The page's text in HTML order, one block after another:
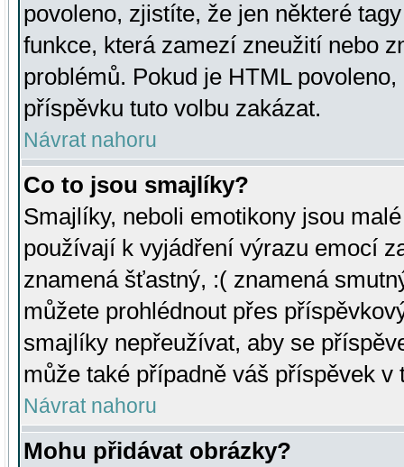
povoleno, zjistíte, že jen některé
funkce, která zamezí zneužití nebo
problémů. Pokud je HTML
příspěvku tuto volbu zakázat.
Návrat nahoru
Co to jsou smajlíky?
Smajlíky, neboli emotikony jsou
používají k vyjádření výrazu emocí
znamená šťastný, :( znamená
můžete prohlédnout přes
smajlíky nepřeužívat, aby se
může také případně váš příspěvek v
Návrat nahoru
Mohu přidávat obrázky?